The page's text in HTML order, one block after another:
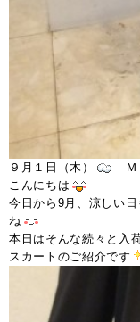
９月１日（木）
Ｍ
こんにちは
今日から9月、涼しい
ね
本日はそんな続々と入
スカートのご紹介です